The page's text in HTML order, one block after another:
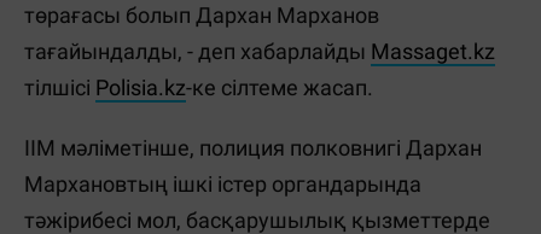
төрағасы болып Дархан Марханов
тағайындалды, - деп хабарлайды Massaget.kz
тілшісі Polisia.kz-ке сілтеме жасап.
ІІМ мәліметінше, полиция полковнигі Дархан
Мархановтың ішкі істер органдарында
тәжірибесі мол, басқарушылық қызметтерде